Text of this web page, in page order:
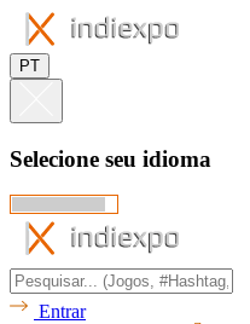
PT
Selecione seu idioma
Entrar